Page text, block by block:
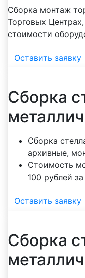
Сборка монтаж
Торговых
стоимости
Оставить заявку
Сборка
Сборка
архивные,
Стоимость
100 рублей
Оставить заявку
Сборка